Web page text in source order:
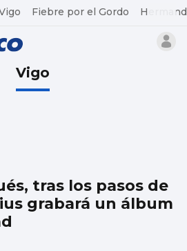
Fiebre por el Gordo
Vigo
tras los pasos de
grabará un álbum